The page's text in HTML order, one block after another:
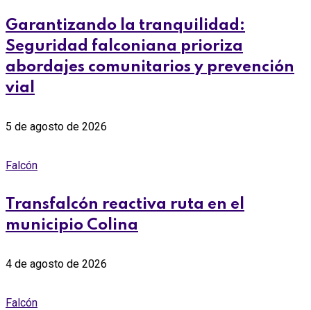
Garantizando la tranquilidad:
Seguridad falconiana prioriza
abordajes comunitarios y prevención
vial
5 de agosto de 2026
Falcón
Transfalcón reactiva ruta en el
municipio Colina
4 de agosto de 2026
Falcón